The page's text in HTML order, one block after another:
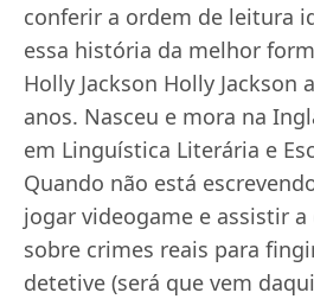
conferir a ordem de leitura
essa história da melhor
Holly Jackson Holly Jackson
anos. Nasceu e mora na
em Linguística Literária e
Quando não está
jogar videogame e assistir
sobre crimes reais para
detetive (será que vem